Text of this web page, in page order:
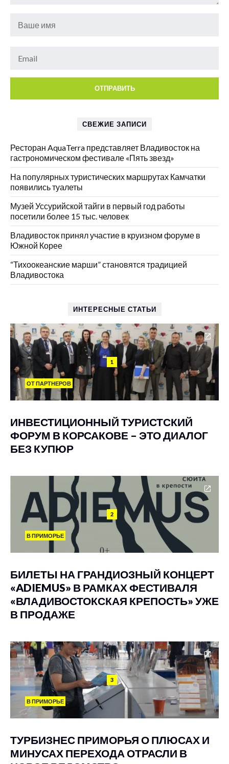
СВЕЖИЕ ЗАПИСИ
Ресторан AquaTerra представляет Владивосток на
гастрономическом фестивале «Пять звезд»
На популярных туристических маршрутах Камчатки
появились туалеты
Музей Уссурийской тайги в первый год работы
посетили более 15 тыс. человек
Владивосток принял участие в круизном форуме в
Южной Корее
“Тихоокеанские марши” становятся традицией
Владивостока
ИНТЕРЕСНЫЕ СТАТЬИ
1
ОТ ПАРТНЕРОВ
ИНВЕСТИЦИОННЫЙ ТУРИСТСКИЙ
ФОРУМ В КОРСАКОВЕ – ЭТО ДИАЛОГ
БЕЗ КУПЮР
2
В ПРИМОРЬЕ
БИЛЕТЫ НА ГРАНДИОЗНЫЙ КОНЦЕРТ
«ADIEMUS» В РАМКАХ ФЕСТИВАЛЯ
«ВЛАДИВОСТОКСКАЯ КРЕПОСТЬ» УЖЕ
В ПРОДАЖЕ
3
В ПРИМОРЬЕ
ТУРБИЗНЕС ПРИМОРЬЯ О ПЛЮСАХ И
МИНУСАХ ПЕРЕХОДА ОТРАСЛИ В